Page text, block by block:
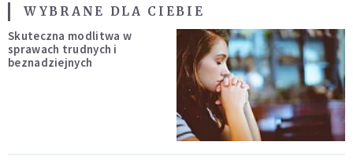
WYBRANE DLA CIEBIE
Skuteczna modlitwa w
sprawach trudnych i
beznadziejnych